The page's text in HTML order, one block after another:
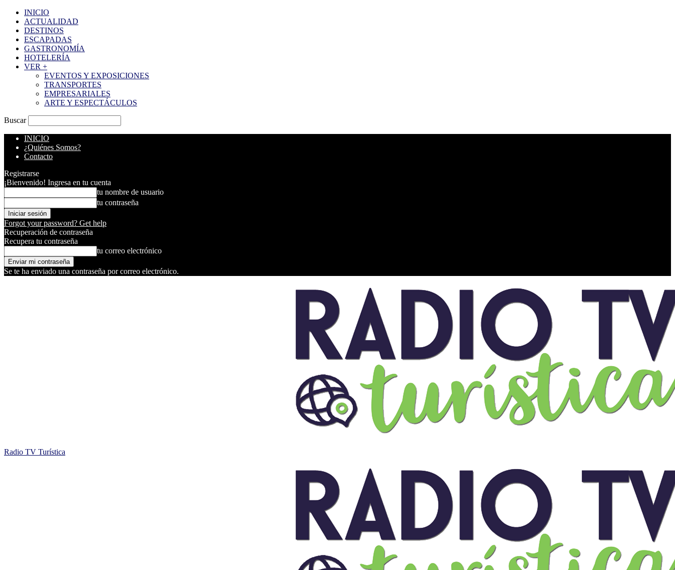
INICIO
ACTUALIDAD
DESTINOS
ESCAPADAS
GASTRONOMÍA
HOTELERÍA
VER +
EVENTOS Y EXPOSICIONES
TRANSPORTES
EMPRESARIALES
ARTE Y ESPECTÁCULOS
Buscar
INICIO
¿Quiénes Somos?
Contacto
Registrarse
¡Bienvenido! Ingresa en tu cuenta
tu nombre de usuario
tu contraseña
Forgot your password? Get help
Recuperación de contraseña
Recupera tu contraseña
tu correo electrónico
Se te ha enviado una contraseña por correo electrónico.
Radio TV Turística